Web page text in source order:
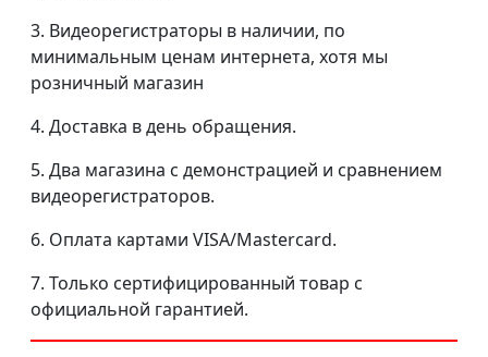
3. Видеорегистраторы в наличии, по
минимальным ценам интернета, хотя мы
розничный магазин
4. Доставка в день обращения.
5. Два магазина с демонстрацией и сравнением
видеорегистраторов.
6. Оплата картами VISA/Mastercard.
7. Только сертифицированный товар с
официальной гарантией.